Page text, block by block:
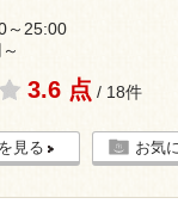
～25:00
3.6 点 / 18件
見る お気